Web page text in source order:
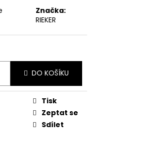
Značka:
RIEKER
DO KOŠÍKU
Tisk
Zeptat se
Sdílet